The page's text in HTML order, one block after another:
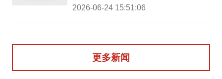
2026-06-24 15:51:06
更多新闻